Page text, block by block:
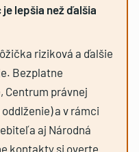
lepšia než ďalšia
riziková a ďalšie
Bezplatne
Centrum právnej
a v rámci
aj Národná
kontakty si overte